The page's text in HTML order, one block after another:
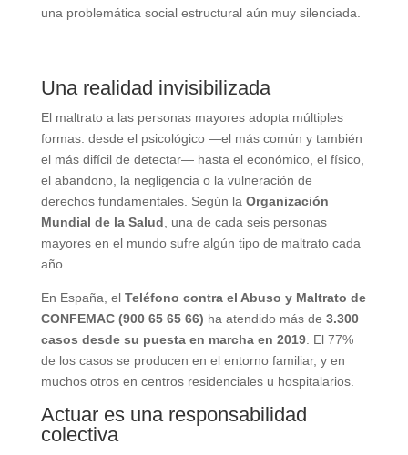
una problemática social estructural aún muy silenciada.
Una realidad invisibilizada
El maltrato a las personas mayores adopta múltiples
formas: desde el psicológico —el más común y también
el más difícil de detectar— hasta el económico, el físico,
el abandono, la negligencia o la vulneración de
derechos fundamentales. Según la Organización
Mundial de la Salud , una de cada seis personas
mayores en el mundo sufre algún tipo de maltrato cada
año.
En España, el Teléfono contra el Abuso y Maltrato de
CONFEMAC (900 65 65 66) ha atendido más de 3.300
casos desde su puesta en marcha en 2019. El 77%
de los casos se producen en el entorno familiar, y en
muchos otros en centros residenciales u hospitalarios.
Actuar es una responsabilidad
colectiva